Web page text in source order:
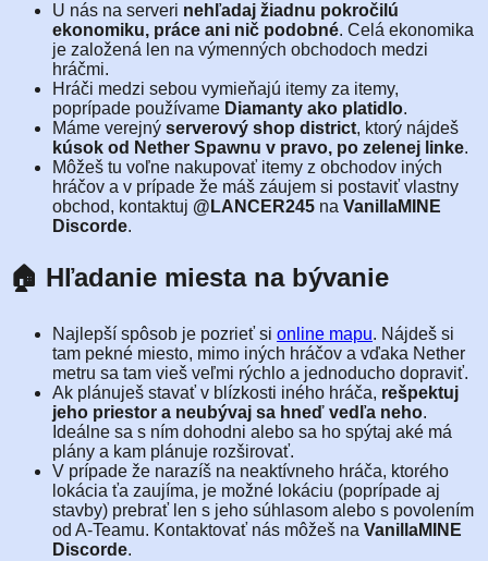
U nás na serveri nehľadaj žiadnu pokročilú
ekonomiku, práce ani nič podobné. Celá ekonomika
je založená len na výmenných obchodoch medzi
hráčmi.
Hráči medzi sebou vymieňajú itemy za itemy,
poprípade používame Diamanty ako platidlo.
Máme verejný serverový shop district, ktorý nájdeš
kúsok od Nether Spawnu v pravo, po zelenej linke.
Môžeš tu voľne nakupovať itemy z obchodov iných
hráčov a v prípade že máš záujem si postaviť vlastny
obchod, kontaktuj @LANCER245 na VanillaMINE
Discorde.
🏠 Hľadanie miesta na bývanie
Najlepší spôsob je pozrieť si online mapu. Nájdeš si
tam pekné miesto, mimo iných hráčov a vďaka Nether
metru sa tam vieš veľmi rýchlo a jednoducho dopraviť.
Ak plánuješ stavať v blízkosti iného hráča, rešpektuj
jeho priestor a neubývaj sa hneď vedľa neho.
Ideálne sa s ním dohodni alebo sa ho spýtaj aké má
plány a kam plánuje rozširovať.
V prípade že narazíš na neaktívneho hráča, ktorého
lokácia ťa zaujíma, je možné lokáciu (poprípade aj
stavby) prebrať len s jeho súhlasom alebo s povolením
od A-Teamu. Kontaktovať nás môžeš na VanillaMINE
Discorde.